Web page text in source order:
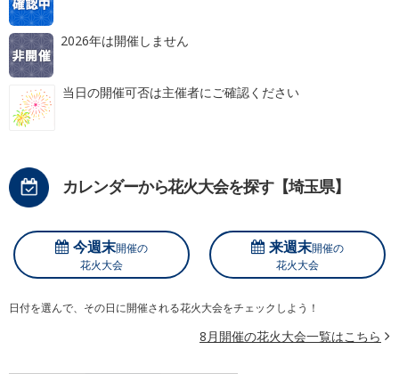
2026年は開催しません
当日の開催可否は主催者にご確認ください
カレンダーから花火大会を探す【埼玉県】
今週末開催の
花火大会
来週末開催の
花火大会
日付を選んで、その日に開催される花火大会をチェックしよう！
8月開催の花火大会一覧はこちら